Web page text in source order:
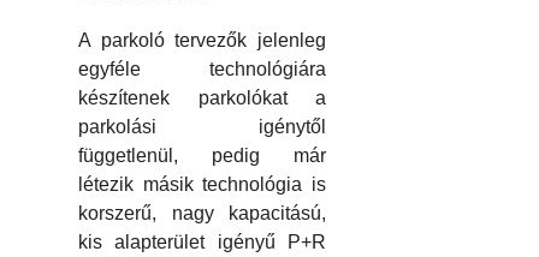
A parkoló tervezők jelenleg
egyféle technológiára
készítenek parkolókat a
parkolási igénytől
függetlenül, pedig már
létezik másik technológia is
korszerű, nagy kapacitású,
kis alapterület igényű P+R